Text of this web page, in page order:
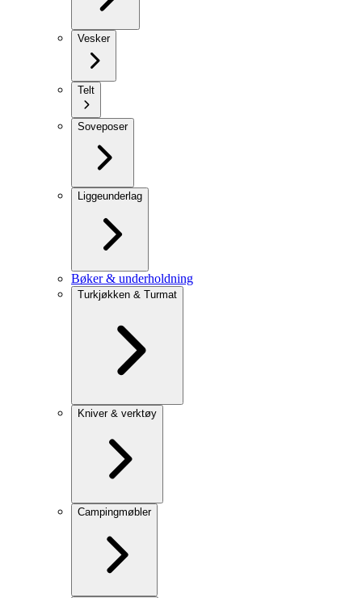
Vesker
Telt
Soveposer
Liggeunderlag
Bøker & underholdning
Turkjøkken & Turmat
Kniver & verktøy
Campingmøbler